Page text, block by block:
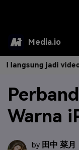
Media.io
Alat AI
AI Video
AI Gambar
Produk AI
Asisten
Editor Video
Efek AI
Efek Video
Sumber Daya
jadi video &
Warna
by 田中 菜月